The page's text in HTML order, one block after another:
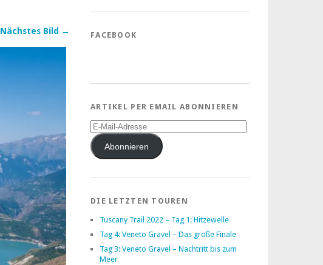
Nächstes Bild → FACEBOOK
ARTIKEL PER EMAIL ABONNIEREN
E-
Mail-
AdresseAbonnieren
DIE LETZTEN TOUREN
Tuscany Trail 2022 – Tag 1: Hitzewelle
Tag 4: Veneto Gravel – Das große Finale
Tag 3: Veneto Gravel – Nachtritt bis zum
Meer